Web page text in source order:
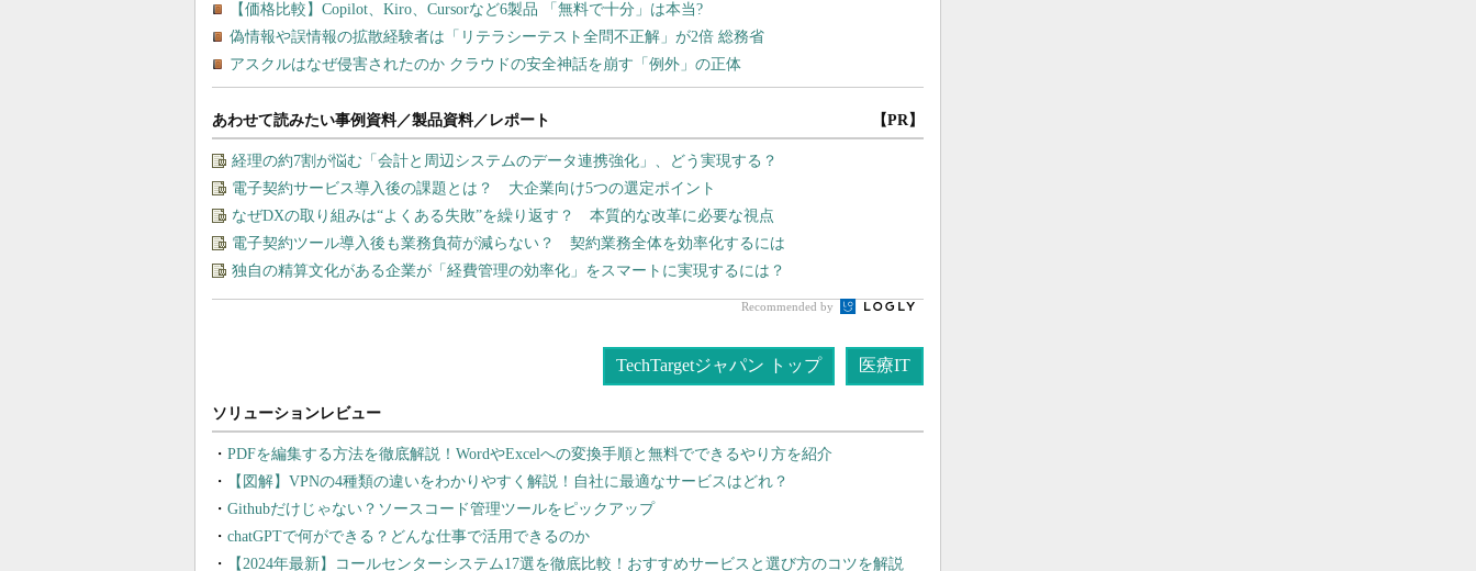
あわせて読みたい事例資料／製品資料／レポート 【PR】
経理の約7割が悩む「会計と周辺システムのデータ連携強化」、どう実現する？
電子契約サービス導入後の課題とは？ 大企業向け5つの選定ポイント
なぜDXの取り組みは“よくある失敗”を繰り返す？ 本質的な改革に必要な視点
電子契約ツール導入後も業務負荷が減らない？ 契約業務全体を効率化するには
独自の精算文化がある企業が「経費管理の効率化」をスマートに実現するには？
Recommended by
TechTargetジャパン トップ 医療IT
PDFを編集する方法を徹底解説！WordやExcelへの変換手順と無料でできるやり方を紹介
【図解】VPNの4種類の違いをわかりやすく解説！自社に最適なサービスはどれ？
Githubだけじゃない？ソースコード管理ツールをピックアップ
chatGPTで何ができる？どんな仕事で活用できるのか
【2024年最新】コールセンターシステム17選を徹底比較！おすすめサービスと選び方のコツを解説